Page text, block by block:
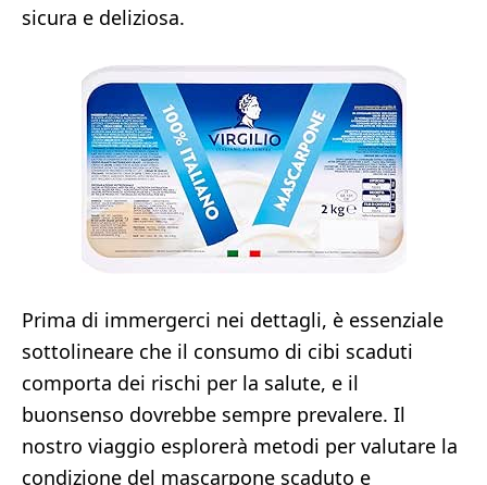
sicura e deliziosa.
Prima di immergerci nei dettagli, è essenziale
sottolineare che il consumo di cibi scaduti
comporta dei rischi per la salute, e il
buonsenso dovrebbe sempre prevalere. Il
nostro viaggio esplorerà metodi per valutare la
condizione del mascarpone scaduto e